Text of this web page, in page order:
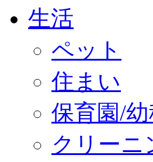
生活
ペット
住まい
保育園/幼
クリーニ